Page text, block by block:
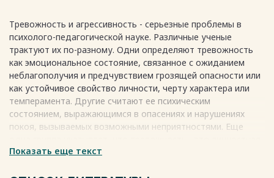
……69
Список использованных источников……………………………………….
……72
Приложения…………………………………………………………………….…76
Весь текст будет доступенпосле покупки
Весь текст будет доступен после покупки
Тревожность и агрессивность - серьезные проблемы в
психолого-педагогической науке. Различные ученые
трактуют их по-разному. Одни определяют тревожность
как эмоциональное состояние, связанное с ожиданием
неблагополучия и предчувствием грозящей опасности или
как устойчивое свойство личности, черту характера или
темперамента. Другие считают ее психическим
состоянием, выражающимся в опасениях и нарушениях
покоя, вызываемых возможными неприятностями. Еще
черта, отражающая уменьшение порога чувствительности
Показать еще текст